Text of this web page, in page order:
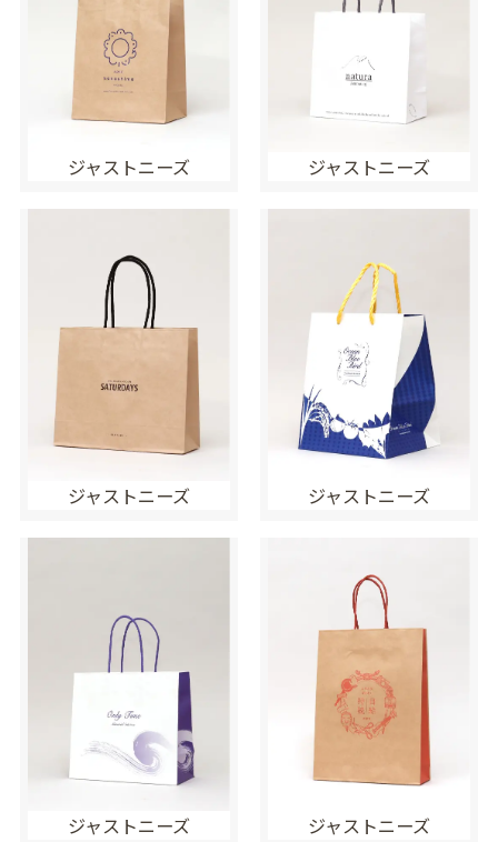
ジャストニーズ ジャストニーズ
ジャストニーズ ジャストニーズ
ジャストニーズ ジャストニーズ